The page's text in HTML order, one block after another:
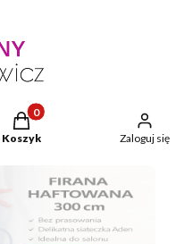
Produkty w koszyku: 0.
Koszyk Zaloguj się